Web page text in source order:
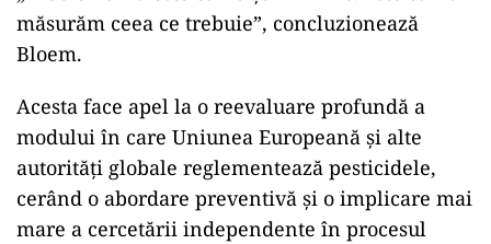
măsurăm ceea ce trebuie”, concluzionează
Bloem.
Acesta face apel la o reevaluare profundă a
modului în care Uniunea Europeană și alte
autorități globale reglementează pesticidele,
cerând o abordare preventivă și o implicare mai
mare a cercetării independente în procesul